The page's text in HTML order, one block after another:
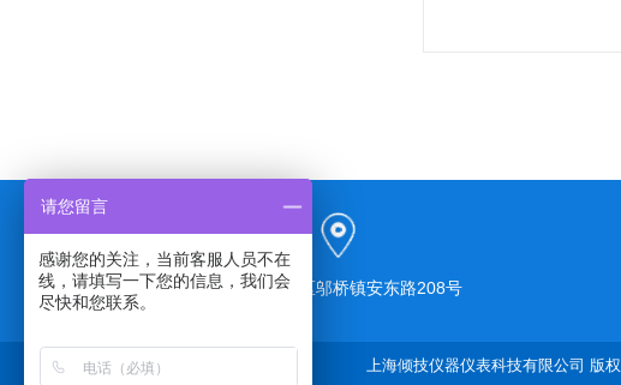
上海市奉贤区邬桥镇安东路208号
上海倾技仪器仪表科技有限公司 版
请您留言
感谢您的关注，当前客服人员不在
线，请填写一下您的信息，我们会
尽快和您联系。